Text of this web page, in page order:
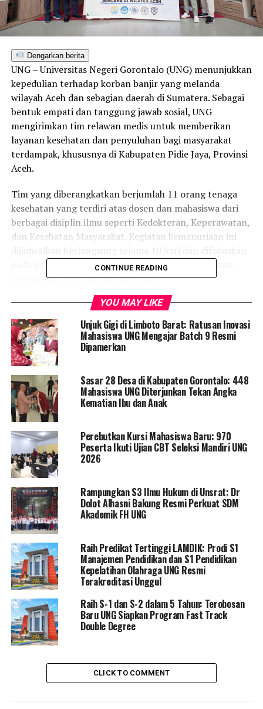
Dengarkan berita
UNG – Universitas Negeri Gorontalo (UNG) menunjukkan
kepedulian terhadap korban banjir yang melanda
wilayah Aceh dan sebagian daerah di Sumatera. Sebagai
bentuk empati dan tanggung jawab sosial, UNG
mengirimkan tim relawan medis untuk memberikan
layanan kesehatan dan penyuluhan bagi masyarakat
terdampak, khususnya di Kabupaten Pidie Jaya, Provinsi
Aceh.
Tim yang diberangkatkan berjumlah 11 orang tenaga
kesehatan yang terdiri atas dosen dan mahasiswa dari
berbagai disiplin ilmu seperti Kedokteran, Keperawatan,
dan Kesehatan Masyarakat. Kegiatan kemanusiaan ini
pada pelayanan medis dasar serta edukasi kesehatan
kepada warga terdampak bencana.
Program pengiriman relawan ini merupakan bagian dari
kegiatan pengabdian kepada masyarakat yang diinisiasi
oleh Kementerian Pendidikan, Kebudayaan, Riset, dan
Teknologi (Kemendikbudristek). UNG menjadi salah satu
perguruan tinggi yang ditunjuk untuk berpartisipasi
aktif dalam memberikan dukungan di lokasi terdampak
bencana.
Rektor UNG,
ASEAN.Eng.
, menyampaikan bahwa pengiriman tim
medis ini merupakan wujud nyata partisipasi UNG dalam
upaya tanggap darurat bencana.
langsung terhadap pemulihan pascabencana. Kami
memberikan layanan kesehatan dan penyuluhan bagi
masyarakat yang rentan terhadap penyakit pascabanjir,”
ujar Eduart.
Selain tenaga medis, UNG juga menyalurkan bantuan
donasi yang telah dihimpun dari para dosen, tenaga
kependidikan, dan mahasiswa. Seluruh bantuan tersebut
disalurkan langsung melalui tim relawan untuk
memastikan penyerahan tepat sasaran kepada
masyarakat yang membutuhkan.
Eduart menambahkan, misi ini tidak akan berhenti pada
satu kegiatan saja, melainkan akan berlanjut mengikuti
CONTINUE READING
YOU MAY LIKE
Unjuk Gigi di Limboto Barat: Ratusan Inovasi
Mahasiswa UNG Mengajar Batch 9 Resmi
Dipamerkan
Sasar 28 Desa di Kabupaten Gorontalo: 448
Mahasiswa UNG Diterjunkan Tekan Angka
Kematian Ibu dan Anak
Perebutkan Kursi Mahasiswa Baru: 970
Peserta Ikuti Ujian CBT Seleksi Mandiri UNG
2026
Rampungkan S3 Ilmu Hukum di Unsrat: Dr
Dolot Alhasni Bakung Resmi Perkuat SDM
Akademik FH UNG
Raih Predikat Tertinggi LAMDIK: Prodi S1
Manajemen Pendidikan dan S1 Pendidikan
Kepelatihan Olahraga UNG Resmi
Terakreditasi Unggul
Raih S-1 dan S-2 dalam 5 Tahun: Terobosan
Baru UNG Siapkan Program Fast Track
Double Degree
CLICK TO COMMENT